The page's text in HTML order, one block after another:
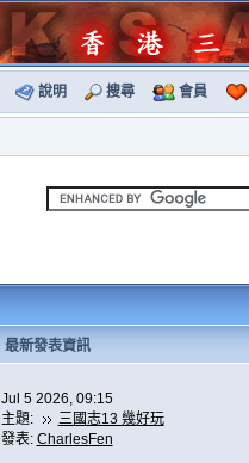
說明 搜尋 會員
最新發表資訊
Jul 5 2026, 09:15
主題:
三國志13 幾好玩
發表: CharlesFen